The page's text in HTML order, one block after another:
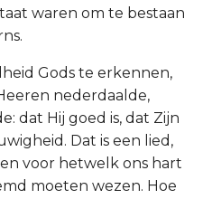
waren om te bestaan
Gods te erkennen,
nederdaalde,
dat Hij goed is, dat Zijn
Dat is een lied,
voor hetwelk ons hart
moeten wezen. Hoe